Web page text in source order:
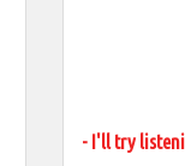
- I'll try